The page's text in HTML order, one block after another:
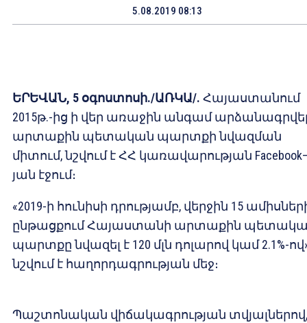
5.08.2019 08:13
ԵՐԵՎԱՆ, 5 օգոստոսի./ԱՌԿԱ/. Հայաստանում
2015թ.-ից ի վեր առաջին անգամ
արտաքին պետական պարտքի նվազման
միտում, նշվում է ՀՀ կառավարության
յան էջում։
«2019-ի հունիսի դրությամբ, վերջին 15
ընթացքում Հայաստանի արտաքին
պարտքը նվազել է 120 մլն դոլարով կամ 2.1%-
նշվում է հաղորդագրության մեջ։
Պաշտոնական վիճակագրության տվյալներով,